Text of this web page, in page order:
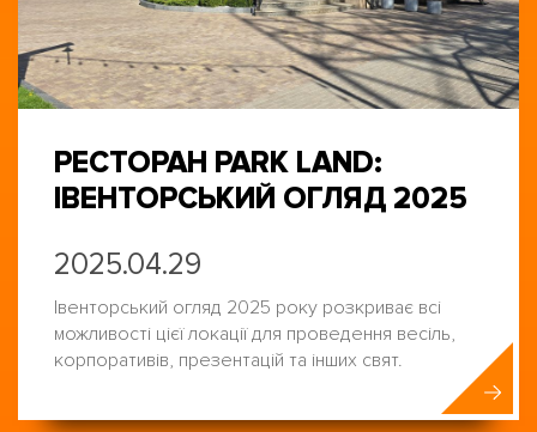
РЕСТОРАН PARK LAND:
ІВЕНТОРСЬКИЙ ОГЛЯД 2025
2025.04.29
Івенторський огляд 2025 року розкриває всі
можливості цієї локації для проведення весіль,
корпоративів, презентацій та інших свят.